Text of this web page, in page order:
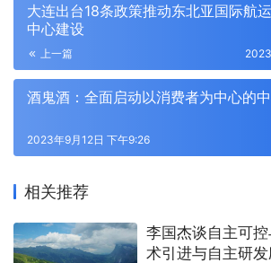
大连出台18条政策推动东北亚国际航
中心建设
上一篇
酒鬼酒：全面启动以消费者为中心的
2023年9月12日 下午9:26
相关推荐
李国杰谈自主可
术引进与自主研